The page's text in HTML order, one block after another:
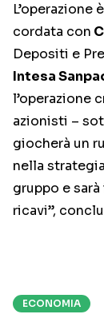
L’operazione
cordata con
Depositi e
Intesa
l’operazione
azionisti –
giocherà un
nella
gruppo e
ricavi”,
ECONOMIA